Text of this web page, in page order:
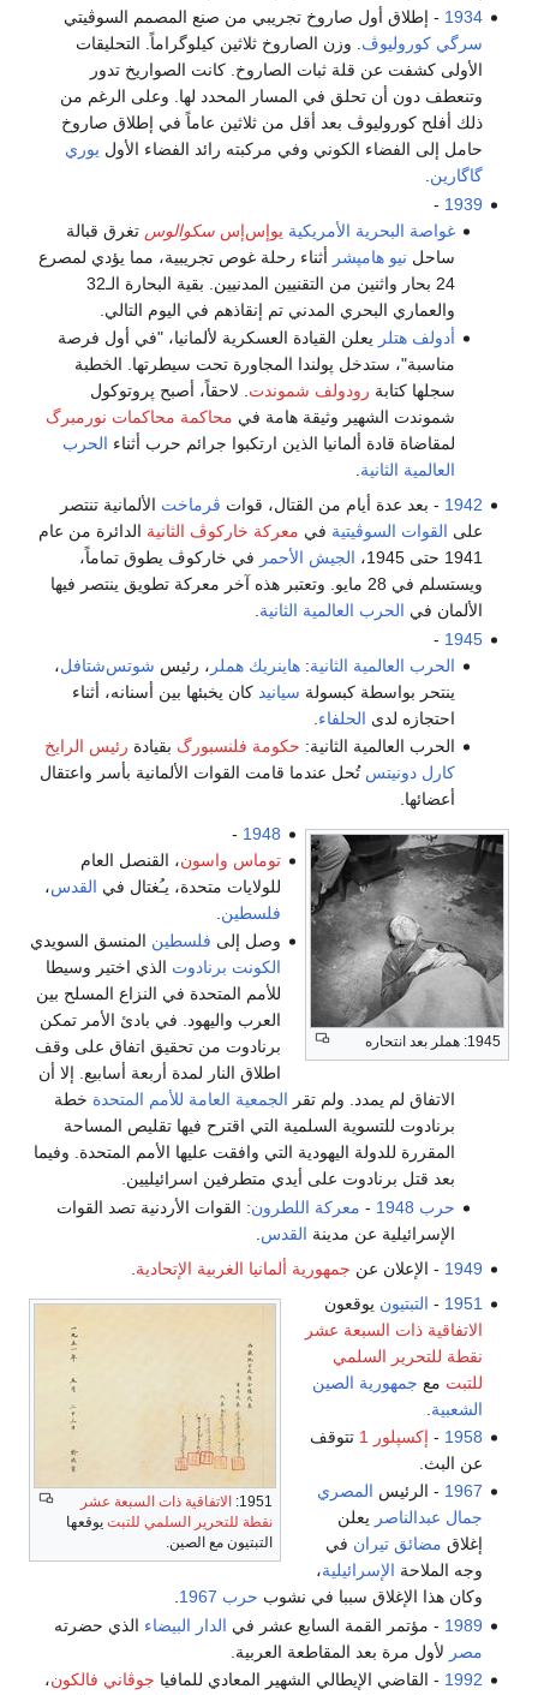
1934 - إطلاق أول صاروخ تجريبي من صنع المصمم السوڤيتي
سرگي كوروليوڤ. وزن الصاروخ ثلاثين كيلوگراماً. التحليقات
الأولى كشفت عن قلة ثبات الصاروخ. كانت الصواريخ تدور
وتنعطف دون أن تحلق في المسار المحدد لها. وعلى الرغم من
ذلك أفلح كوروليوڤ بعد أقل من ثلاثين عاماً في إطلاق صاروخ
حامل إلى الفضاء الكوني وفي مركبته رائد الفضاء الأول يوري
گاگارين.
1939
-
غواصة البحرية الأمريكية يوإس‌إس سكوالوس تغرق قبالة
ساحل نيو هامپشر أثناء رحلة غوص تجريبية، مما يؤدي لمصرع
24 بحار واثنين من التقنيين المدنيين. بقية البحارة الـ32
والعماري البحري المدني تم إنقاذهم في اليوم التالي.
أدولف هتلر يعلن القيادة العسكرية لألمانيا، "في أول فرصة
مناسبة"، ستدخل پولندا المجاورة تحت سيطرتها. الخطبة
سجلها كتابة رودولف شموندت . لاحقاً، أصبح پروتوكول
شموندت الشهير وثيقة هامة في محاكمة محاكمات نورمبرگ
لمقاضاة قادة ألمانيا الذين ارتكبوا جرائم حرب أثناء الحرب
العالمية الثانية
1942 - بعد عدة أيام من القتال، قوات ڤرماخت الألمانية تنتصر
على القوات السوڤيتية في معركة خاركوڤ الثانية الدائرة من عام
1941 حتى 1945،
الجيش الأحمر في خاركوڤ يطوق تماماً،
ويستسلم في 28 مايو. وتعتبر هذه آخر معركة تطويق ينتصر فيها
الألمان في الحرب العالمية الثانية
1945
-
الحرب العالمية الثانية: هاينريك هملر ، رئيس شوتس‌شتافل،
ينتحر بواسطة كبسولة سيانيد كان يخبئها بين أسنانه، أثناء
احتجازه لدى الحلفاء
الحرب العالمية الثانية: حكومة فلنسبورگ بقيادة رئيس الرايخ
كارل دونيتس تُحل عندما قامت القوات الألمانية بأسر واعتقال
أعضائها.
1945: هملر بعد انتحاره
1948
-
توماس واسون، القنصل العام
للولايات متحدة، يـُغتال في القدس،
فلسطين
وصل إلى فلسطين المنسق السويدي
الكونت برنادوت الذي اختير وسيطا
للأمم المتحدة في النزاع المسلح بين
العرب واليهود. في بادئ الأمر تمكن
برنادوت من تحقيق اتفاق على وقف
اطلاق النار لمدة أربعة أسابيع. إلا أن
الاتفاق لم يمدد. ولم تقر الجمعية العامة للأمم المتحدة خطة
برنادوت للتسوية السلمية التي اقترح فيها تقليص المساحة
المقررة للدولة اليهودية التي وافقت عليها الأمم المتحدة. وفيما
بعد قتل برنادوت على أيدي متطرفين اسرائيليين.
حرب 1948
- معركة اللطرون: القوات الأردنية تصد القوات
الإسرائيلية عن مدينة القدس
1949 - الإعلان عن جمهورية ألمانيا الغربية الإتحادية
1951: الاتفاقية ذات السبعة عشر
نقطة للتحرير السلمي للتبت يوقعها
التبتيون مع الصين.
1951
- التبتيون يوقعون
الاتفاقية ذات السبعة عشر
نقطة للتحرير السلمي
للتبت مع جمهورية الصين
الشعبية
1958
- إكسپلور 1
تتوقف
عن البث.
1967 - الرئيس المصري
جمال عبدالناصر يعلن
إغلاق مضائق تيران في
وجه الملاحة الإسرائيلية،
وكان هذا الإغلاق سببا في نشوب حرب 1967
.
1989 - مؤتمر القمة السابع عشر في الدار البيضاء الذي حضرته
مصر لأول مرة بعد المقاطعة العربية.
1992 - القاضي الإيطالي الشهير المعادي للمافيا جوڤاني فالكون،